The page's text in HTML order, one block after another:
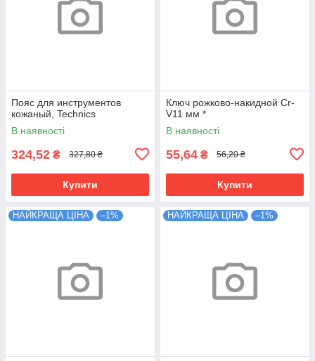
Пояс для инструментов
кожаный, Technics
В наявності
324,52 ₴ 327,80 ₴
Купити
Ключ рожково-накидной Cr-
V11 мм *
В наявності
55,64 ₴ 56,20 ₴
Купити
НАЙКРАЩА ЦІНА –1% НАЙКРАЩА ЦІНА –1%